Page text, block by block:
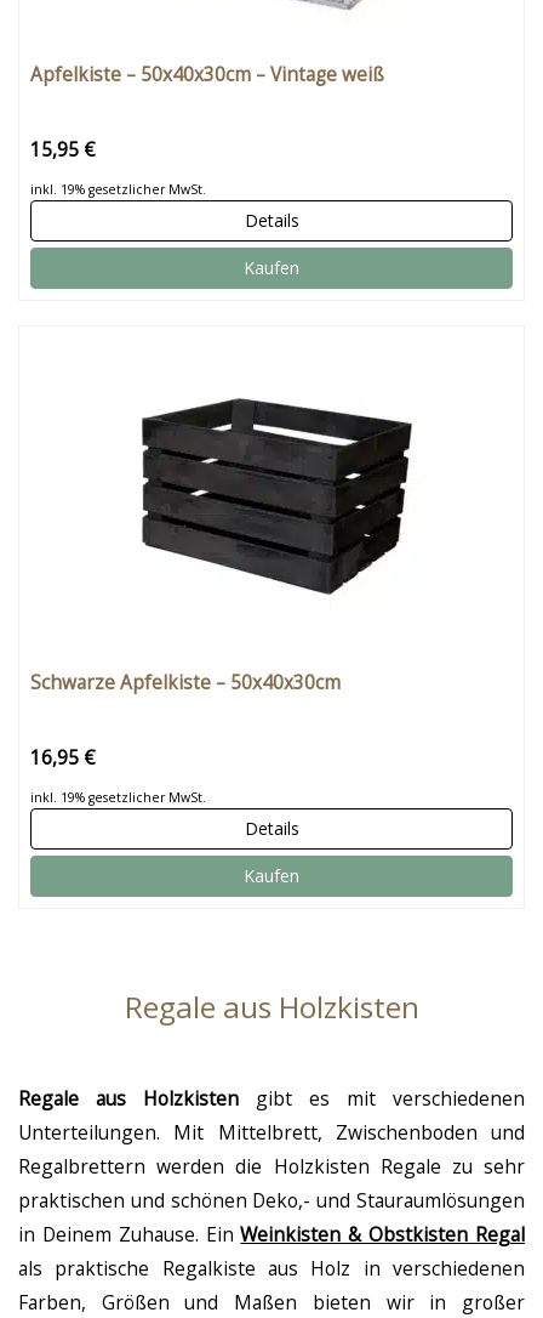
Apfelkiste – 50x40x30cm – Vintage weiß
15,95 €
inkl. 19% gesetzlicher MwSt.
Details
Kaufen
Schwarze Apfelkiste – 50x40x30cm
16,95 €
inkl. 19% gesetzlicher MwSt.
Details
Kaufen
Regale aus Holzkisten
Regale aus Holzkisten gibt es mit verschiedenen
Unterteilungen. Mit Mittelbrett, Zwischenboden und
Regalbrettern werden die Holzkisten Regale zu sehr
praktischen und schönen Deko,- und Stauraumlösungen
in Deinem Zuhause. EinWeinkisten & Obstkisten Regal
als praktische Regalkiste aus Holz in verschiedenen
Farben, Größen und Maßen bieten wir in großer